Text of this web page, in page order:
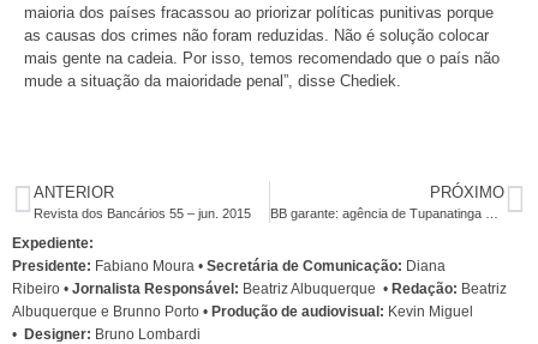
maioria dos países fracassou ao priorizar políticas punitivas porque
as causas dos crimes não foram reduzidas. Não é solução colocar
mais gente na cadeia. Por isso, temos recomendado que o país não
mude a situação da maioridade penal”, disse Chediek.
ANTERIOR
Revista dos Bancários 55 – jun. 2015
PRÓXIMO
Expediente:
Presidente: Fabiano Moura • Secretária de Comunicação: Diana
Ribeiro • Jornalista Responsável: Beatriz Albuquerque • Redação: Beatriz
Albuquerque e Brunno Porto • Produção de audiovisual: Kevin Miguel
• Designer: Bruno Lombardi